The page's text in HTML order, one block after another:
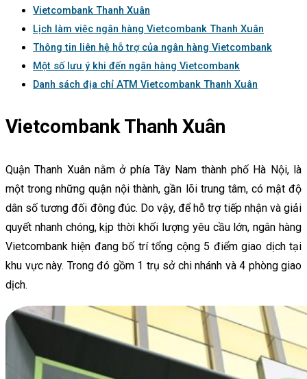
Vietcombank Thanh Xuân
Lịch làm việc ngân hàng Vietcombank Thanh Xuân
Thông tin liên hệ hỗ trợ của ngân hàng Vietcombank
Một số lưu ý khi đến ngân hàng Vietcombank
Danh sách địa chỉ ATM Vietcombank Thanh Xuân
Vietcombank Thanh Xuân
Quận Thanh Xuân nằm ở phía Tây Nam thành phố Hà Nội, là
một trong những quận nội thành, gần lõi trung tâm, có mật độ
dân số tương đối đông đúc. Do vậy, để hỗ trợ tiếp nhận và giải
quyết nhanh chóng, kịp thời khối lượng yêu cầu lớn, ngân hàng
Vietcombank hiện đang bố trí tổng cộng 5 điểm giao dịch tại
khu vực này. Trong đó gồm 1 trụ sở chi nhánh và 4 phòng giao
dịch.